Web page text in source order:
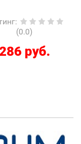
:
(0.0)
руб.